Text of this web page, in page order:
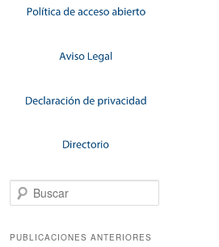
Buscar
PUBLICACIONES ANTERIORES